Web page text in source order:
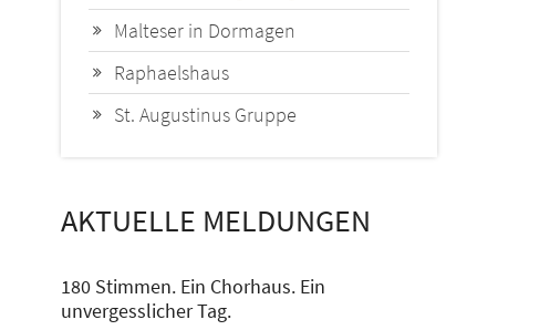
Malteser in Dormagen
Raphaelshaus
St. Augustinus Gruppe
AKTUELLE MELDUNGEN
180 Stimmen. Ein Chorhaus. Ein
unvergesslicher Tag.